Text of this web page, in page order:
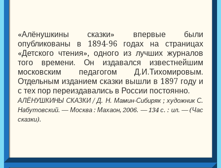
«Алёнушкины сказки» впервые были
опубликованы в 1894-96 годах на страницах
«Детского чтения», одного из лучших журналов
того времени. Он издавался известнейшим
московским педагогом Д.И.Тихомировым.
Отдельным изданием сказки вышли в 1897 году и
с тех пор переиздавались в России постоянно.
АЛЁНУШКИНЫ СКАЗКИ / Д. Н. Мамин-Сибиряк ; художник С.
Набутовский. — Москва : Махаон, 2006. — 134 с. : ил. — (Час
сказки).